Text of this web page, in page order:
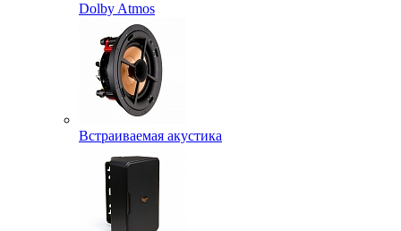
Dolby Atmos
Встраиваемая акустика